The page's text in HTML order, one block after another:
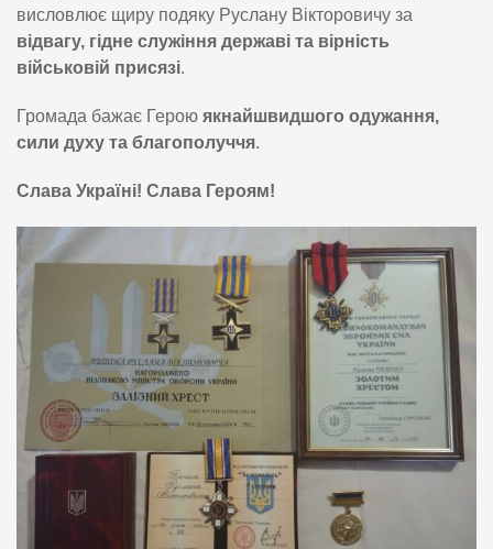
висловлює щиру подяку Руслану Вікторовичу за
відвагу, гідне служіння державі та вірність
військовій присязі.
Громада бажає Герою якнайшвидшого одужання,
сили духу та благополуччя.
Слава Україні! Слава Героям!